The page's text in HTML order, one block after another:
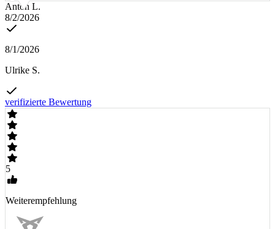
Anton L.
8/2/2026
8/1/2026
Ulrike S.
verifizierte Bewertung
5
Weiterempfehlung